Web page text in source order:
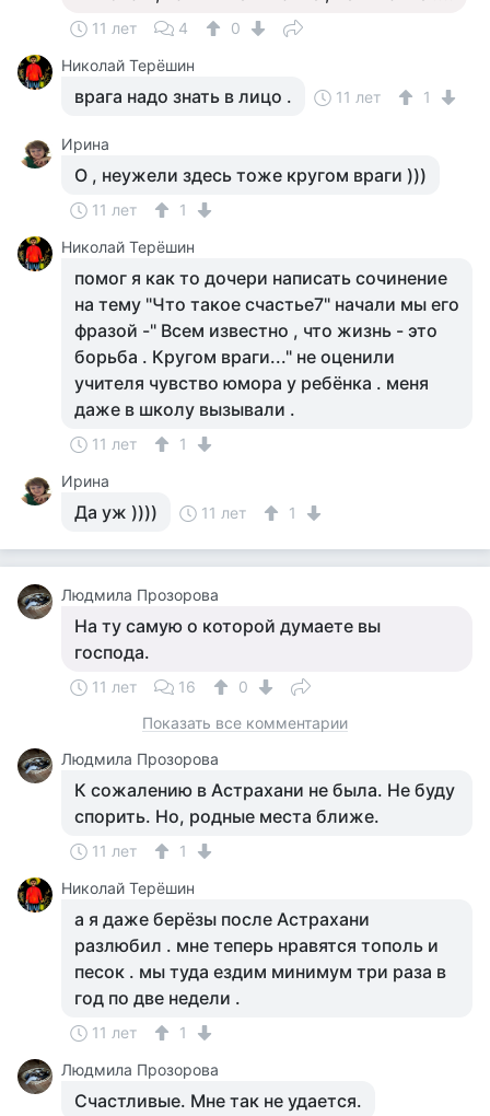
11 лет 4
0
Николай Терёшин
врага надо знать в лицо . 11 лет 1
Ирина
О , неужели здесь тоже кругом враги )))
11 лет
1
Николай Терёшин
помог я как то дочери написать сочинение
на тему "Что такое счастье7" начали мы его
фразой -" Всем известно , что жизнь - это
борьба . Кругом враги..." не оценили
учителя чувство юмора у ребёнка . меня
даже в школу вызывали .
11 лет
1
Ирина
Да уж )))) 11 лет 1
Людмила Прозорова
На ту самую о которой думаете вы
господа.
11 лет 16
0
Показать все комментарии
Людмила Прозорова
К сожалению в Астрахани не была. Не буду
спорить. Но, родные места ближе.
11 лет
1
Николай Терёшин
а я даже берёзы после Астрахани
разлюбил . мне теперь нравятся тополь и
песок . мы туда ездим минимум три раза в
год по две недели .
11 лет
1
Людмила Прозорова
Счастливые. Мне так не удается.